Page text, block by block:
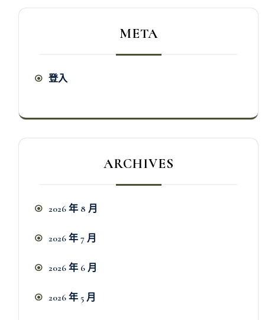
META
登入
ARCHIVES
2026 年 8 月
2026 年 7 月
2026 年 6 月
2026 年 5 月